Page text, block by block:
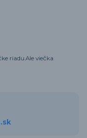
riadu.Ale viečka